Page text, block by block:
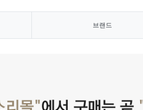
브랜드